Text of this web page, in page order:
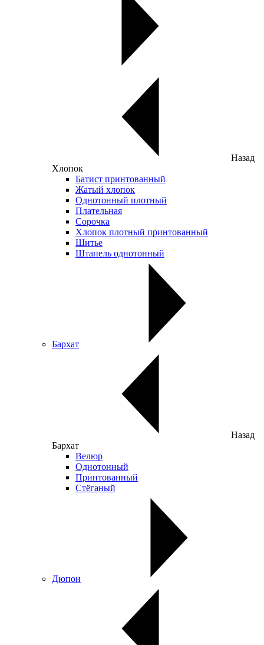
Назад
Хлопок
Батист принтованный
Жатый хлопок
Однотонный плотный
Плательная
Сорочка
Хлопок плотный принтованный
Шитье
Штапель однотонный
Бархат
Назад
Бархат
Велюр
Однотонный
Принтованный
Стёганый
Дюпон